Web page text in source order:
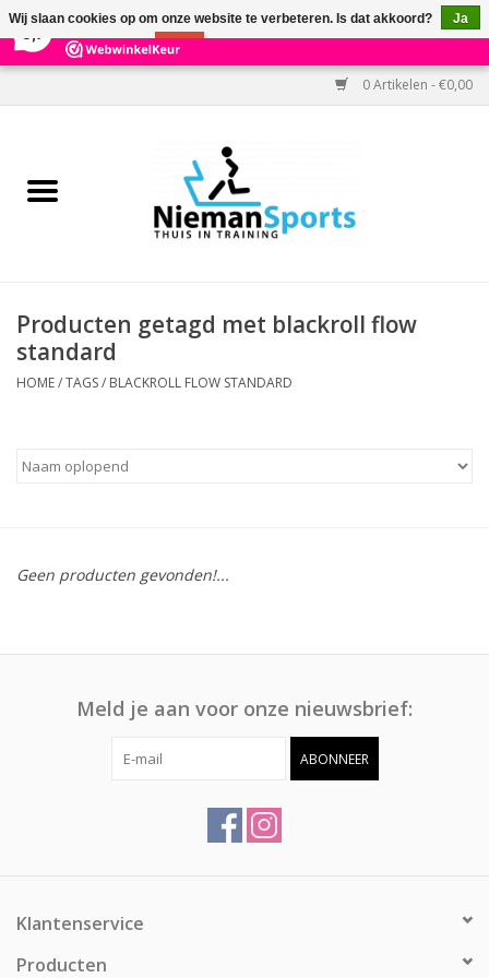
303 Reviews ×
0 Artikelen - €0,00
Home
Kracht
Kantoor & Medisch
Contact
Producten getagd met blackroll flow
standard
HOME/TAGS/ BLACKROLL FLOW STANDARD
Geen producten gevonden!...
Meld je aan voor onze nieuwsbrief:
ABONNEER
Klantenservice
Producten
Wij slaan cookies op om onze website te verbeteren. Is dat akkoord?
Ja
Nee